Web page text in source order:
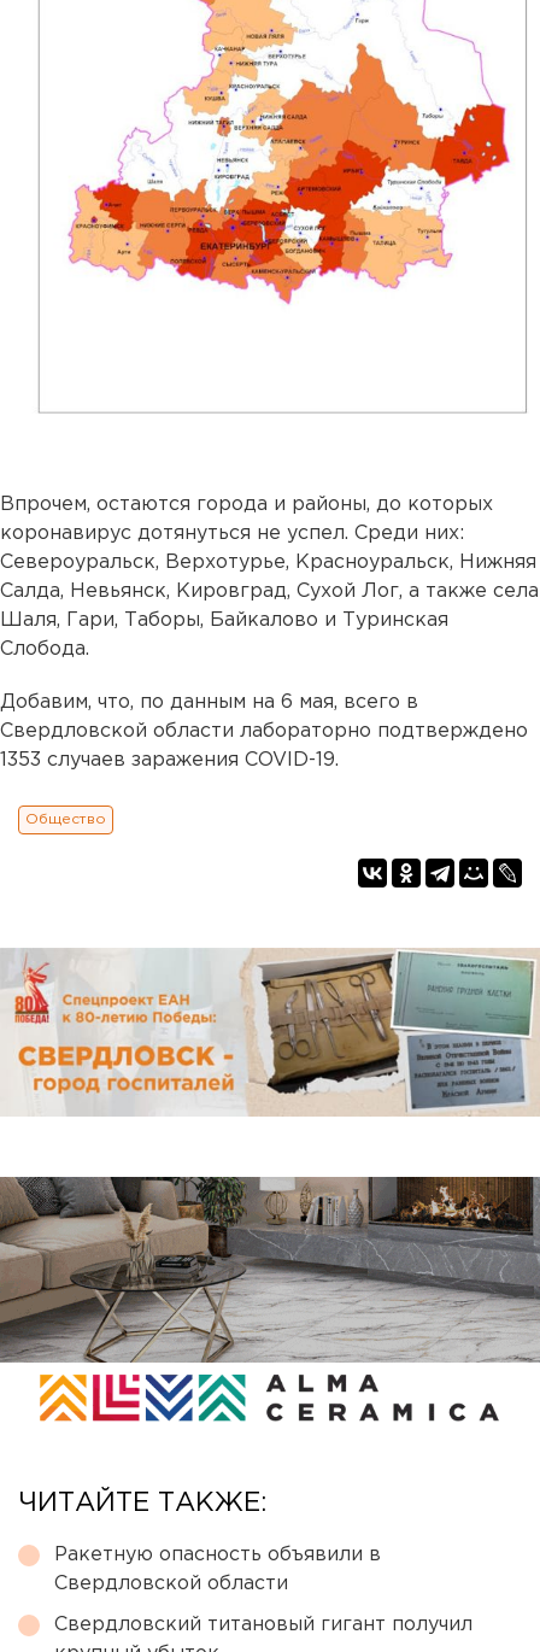
Впрочем, остаются города и районы, до которых
коронавирус дотянуться не успел. Среди них:
Североуральск, Верхотурье, Красноуральск, Нижняя
Салда, Невьянск, Кировград, Сухой Лог, а также села
Шаля, Гари, Таборы, Байкалово и Туринская
Слобода.
Добавим, что, по данным на 6 мая, всего в
Свердловской области лабораторно подтверждено
1353 случаев заражения COVID-19.
Общество
ЧИТАЙТЕ ТАКЖЕ:
Ракетную опасность объявили в
Свердловской области
Свердловский титановый гигант получил